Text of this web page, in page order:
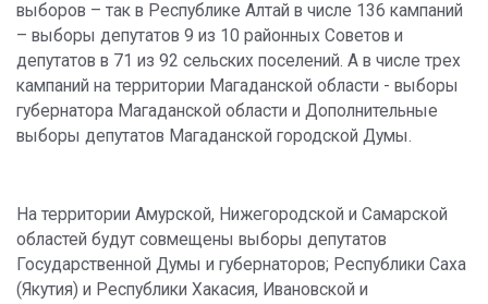
выборов – так в Республике Алтай в числе 136 кампаний
– выборы депутатов 9 из 10 районных Советов и
депутатов в 71 из 92 сельских поселений. А в числе трех
кампаний на территории Магаданской области - выборы
губернатора Магаданской области и Дополнительные
выборы депутатов Магаданской городской Думы.
На территории Амурской, Нижегородской и Самарской
областей будут совмещены выборы депутатов
Государственной Думы и губернаторов; Республики Саха
(Якутия) и Республики Хакасия, Ивановской и